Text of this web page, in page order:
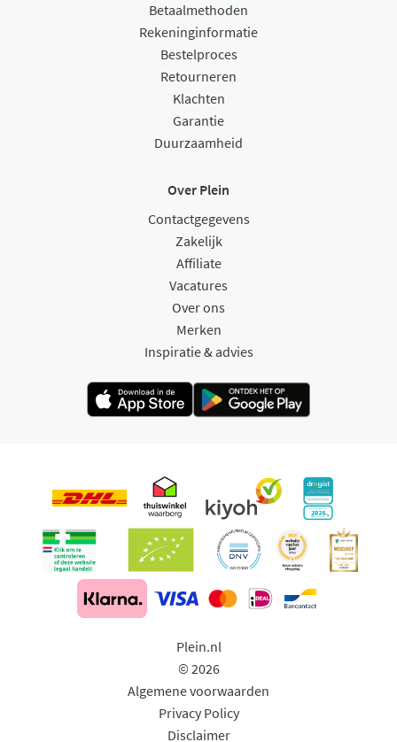
Betaalmethoden
Rekeninginformatie
Bestelproces
Retourneren
Klachten
Garantie
Duurzaamheid
Over Plein
Contactgegevens
Zakelijk
Affiliate
Vacatures
Over ons
Merken
Inspiratie & advies
Plein.nl
© 2026
Algemene voorwaarden
Privacy Policy
Disclaimer